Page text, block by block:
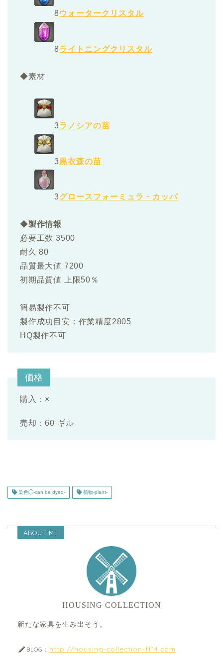
8ウォータークリスタル
8ライトニングクリスタル
◆素材
3ラノシアの苗
3黒衣森の苗
3グロースフォーミュラ・カッパ
◆製作情報
必要工数 3500
耐久 80
品質最大値 7200
初期品質値 上限50％
簡易製作不可
製作成功目安：作業精度2805
HQ製作不可
価格
購入：×
売却：60 ギル
染色◯-can be dyed- 植物-plant-
ABOUT ME
HOUSING COLLECTION
新たな家具を生み出そう。
BLOG： http://housing-collection-ff14.com